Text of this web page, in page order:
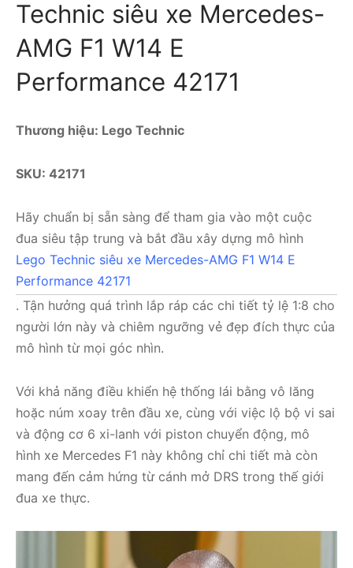
Technic siêu xe Mercedes-
AMG F1 W14 E
Performance 42171
Thương hiệu: Lego Technic
SKU: 42171
Hãy chuẩn bị sẵn sàng để tham gia vào một cuộc
đua siêu tập trung và bắt đầu xây dựng mô hình
Lego Technic siêu xe Mercedes-AMG F1 W14 E
Performance 42171
. Tận hưởng quá trình lắp ráp các chi tiết tỷ lệ 1:8 cho
người lớn này và chiêm ngưỡng vẻ đẹp đích thực của
mô hình từ mọi góc nhìn.
Với khả năng điều khiển hệ thống lái bằng vô lăng
hoặc núm xoay trên đầu xe, cùng với việc lộ bộ vi sai
và động cơ 6 xi-lanh với piston chuyển động, mô
hình xe Mercedes F1 này không chỉ chi tiết mà còn
mang đến cảm hứng từ cánh mở DRS trong thế giới
đua xe thực.